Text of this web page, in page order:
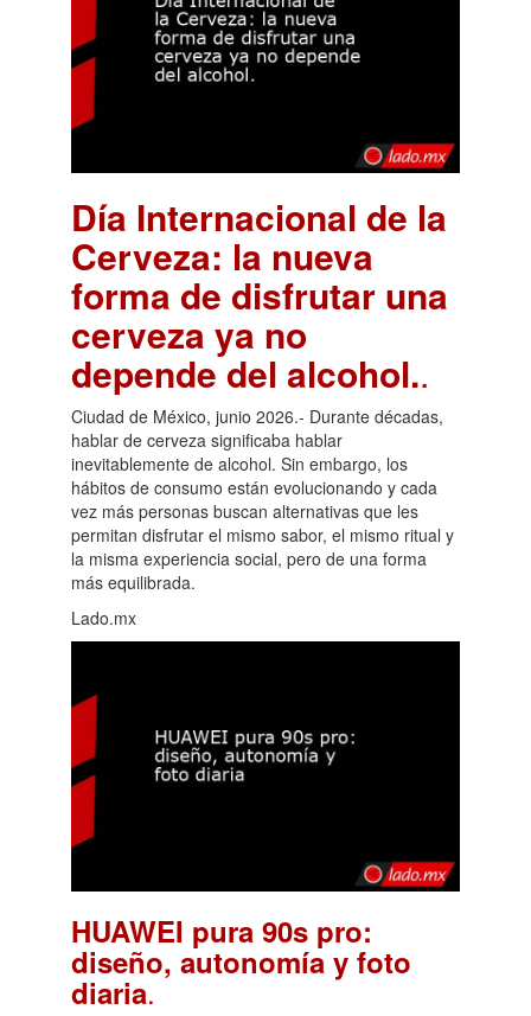
Día Internacional de la
Cerveza: la nueva
forma de disfrutar una
cerveza ya no
depende del alcohol..
Ciudad de México, junio 2026.- Durante décadas,
hablar de cerveza significaba hablar
inevitablemente de alcohol. Sin embargo, los
hábitos de consumo están evolucionando y cada
vez más personas buscan alternativas que les
permitan disfrutar el mismo sabor, el mismo ritual y
la misma experiencia social, pero de una forma
más equilibrada.
Lado.mx
HUAWEI pura 90s pro:
diseño, autonomía y foto
diaria.